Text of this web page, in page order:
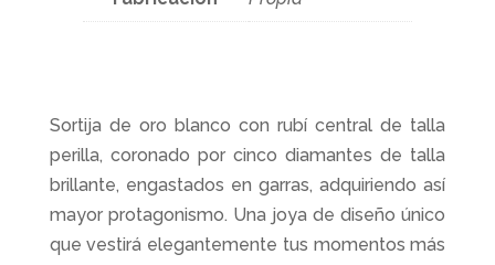
Sortija de oro blanco con rubí central de talla
perilla, coronado por cinco diamantes de talla
brillante, engastados en garras, adquiriendo así
mayor protagonismo. Una joya de diseño único
que vestirá elegantemente tus momentos más